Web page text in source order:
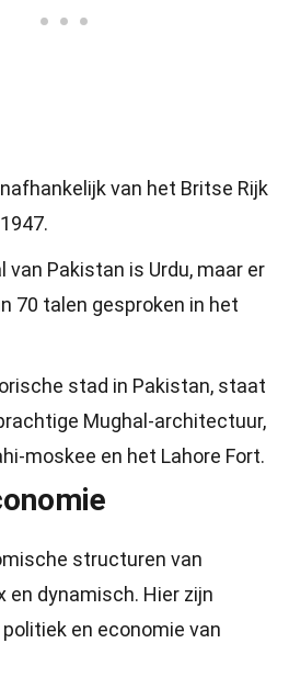
van het Britse Rijk
van Pakistan is Urdu, maar er
70 talen gesproken in het
stad in Pakistan, staat
Mughal-architectuur,
moskee en het Lahore Fort.
structuren van
en dynamisch. Hier zijn
en economie van